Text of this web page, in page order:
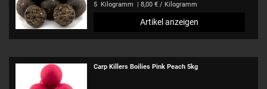
5 Kilogramm | 8,00 € / Kilogramm
Artikel anzeigen
Carp Killers Boilies Pink Peach 5kg